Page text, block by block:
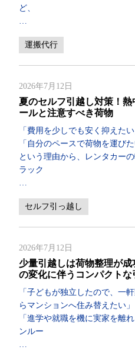
ど、
運搬代行
2026年7月12日
夏のセルフ引越し対策！
ールと注意すべき荷物
「費用を少しでも安く抑えたい
「自分のペースで荷物を運びた
という理由から、レンタカーの
ラック
セルフ引っ越し
2026年7月12日
少量引越しは荷物整理が
の変化に伴うコンパクトな
「子どもが独立したので、一
らマンションへ住み替えたい」
「進学や就職を機に実家を離
ンルー